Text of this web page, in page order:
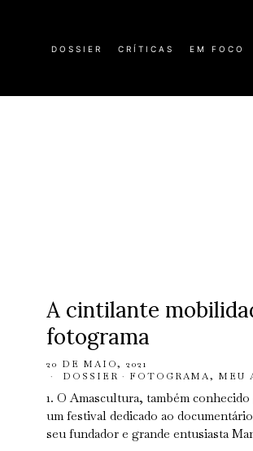
DOSSIER CRÍTICAS EM FOCO
A cintilante
fotograma
20 DE MAIO, 2021
DOSSIER · FOTOGRAMA, MEU
1. O Amascultura, também
um festival dedicado ao
seu fundador e grande entusiasta